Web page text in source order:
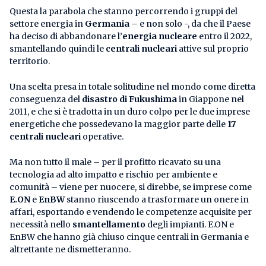
Questa la parabola che stanno percorrendo i gruppi del
settore energia in Germania – e non solo -, da che il Paese
ha deciso di abbandonare l’energia nucleare entro il 2022,
smantellando quindi le centrali nucleari attive sul proprio
territorio.
Una scelta presa in totale solitudine nel mondo come diretta
conseguenza del disastro di Fukushimain Giappone nel
2011, e che si è tradotta in un duro colpo per le due imprese
energetiche che possedevano la maggior parte delle 17
centrali nucleari operative.
Ma non tutto il male – per il profitto ricavato su una
tecnologia ad alto impatto e rischio per ambiente e
comunità – viene per nuocere, si direbbe, se imprese come
E.ON eEnBWstanno riuscendo a trasformare un onere in
affari, esportando e vendendo le competenze acquisite per
necessità nello smantellamento degli impianti. E.ON e
EnBW che hanno già chiuso cinque centrali in Germania e
altrettante ne dismetteranno.